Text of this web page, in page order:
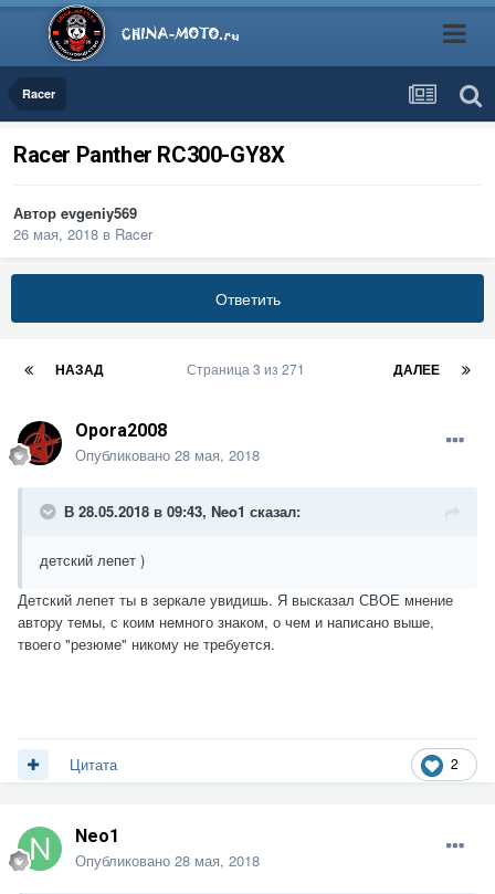
Racer
Racer Panther RC300-GY8X
Автор evgeniy569
26 мая, 2018 в Racer
Ответить
НАЗАД ДАЛЕЕ
Страница 3 из 271
Opora2008
Опубликовано 28 мая, 2018
В 28.05.2018 в 09:43, Neo1 сказал:
детский лепет )
Детский лепет ты в зеркале увидишь. Я высказал СВОЕ мнение
автору темы, с коим немного знаком, о чем и написано выше,
твоего "резюме" никому не требуется.
2
Цитата
Neo1
Опубликовано 28 мая, 2018